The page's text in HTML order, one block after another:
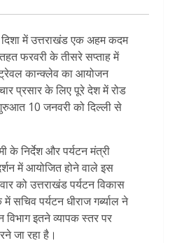
दिशा में उत्तराखंड एक अहम कदम
फरवरी के तीसरे सप्ताह में
ट्रेवल कान्क्लेव का आयोजन
प्रसार के लिए पूरे देश में रोड
10 जनवरी को दिल्ली से
के निर्देश और पर्यटन मंत्री
में आयोजित होने वाले इस
को उत्तराखंड पर्यटन विकास
सचिव पर्यटन धीराज गर्ब्याल ने
विभाग इतने व्यापक स्तर पर
जा रहा है।